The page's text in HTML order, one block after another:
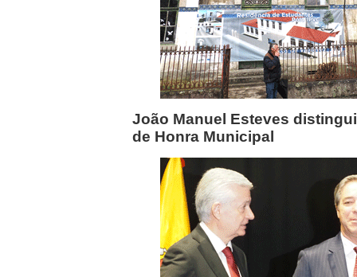
João Manuel Esteves
de Honra Municipal